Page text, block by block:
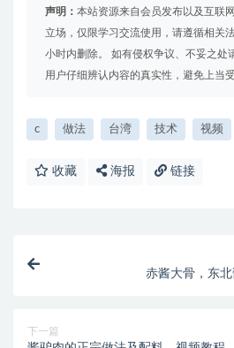
声明： 本站资源来自会员发布以及互联
立场，仅限学习交流使用，请遵循相关
小时内删除。 如有侵权争议、不妥之处
用户仔细辨认内容的真实性，避免上当受
c 做法 台湾 技术 视频
收藏 海报 链接
赤酱大骨，东
下一篇